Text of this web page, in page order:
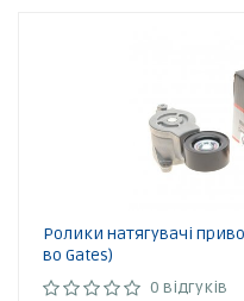
Ролики натягувачі
во Gates)
0 відгуків